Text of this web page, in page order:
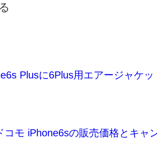
Plusに6Plus用エアージャケ
コモ iPhone6sの販売価格とキャ